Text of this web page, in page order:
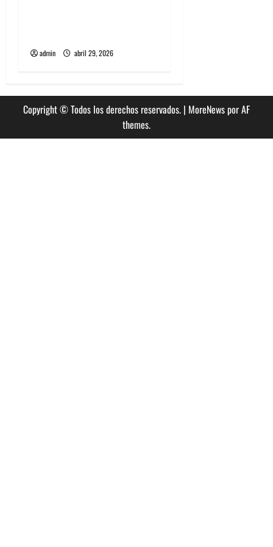
admin abril 29, 2026
Copyright © Todos los derechos reservados. | MoreNewspor AF
themes.